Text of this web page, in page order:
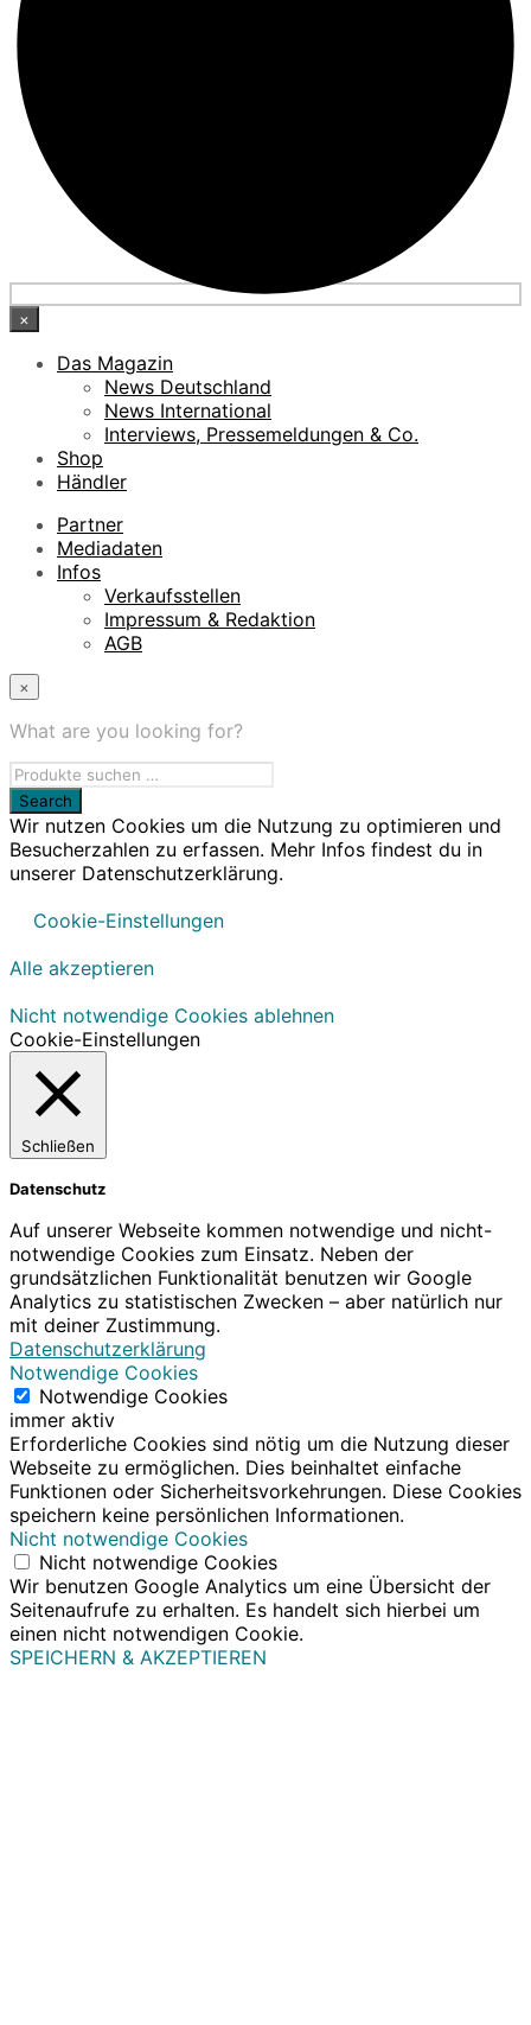
×
Das Magazin
News Deutschland
News International
Interviews, Pressemeldungen & Co.
Shop
Händler
Partner
Mediadaten
Infos
Verkaufsstellen
Impressum & Redaktion
AGB
×
What are you looking for?
Wir nutzen Cookies um die Nutzung zu optimieren und
Besucherzahlen zu erfassen. Mehr Infos findest du in
unserer Datenschutzerklärung.
Cookie-Einstellungen
Alle akzeptieren
Nicht notwendige Cookies ablehnen
Cookie-Einstellungen
Schließen
Datenschutz
Auf unserer Webseite kommen notwendige und nicht-
notwendige Cookies zum Einsatz. Neben der
grundsätzlichen Funktionalität benutzen wir Google
Analytics zu statistischen Zwecken – aber natürlich nur
mit deiner Zustimmung.
Datenschutzerklärung
Notwendige Cookies
Notwendige Cookies
immer aktiv
Erforderliche Cookies sind nötig um die Nutzung dieser
Webseite zu ermöglichen. Dies beinhaltet einfache
Funktionen oder Sicherheitsvorkehrungen. Diese Cookies
speichern keine persönlichen Informationen.
Nicht notwendige Cookies
Nicht notwendige Cookies
Wir benutzen Google Analytics um eine Übersicht der
Seitenaufrufe zu erhalten. Es handelt sich hierbei um
einen nicht notwendigen Cookie.
SPEICHERN & AKZEPTIEREN